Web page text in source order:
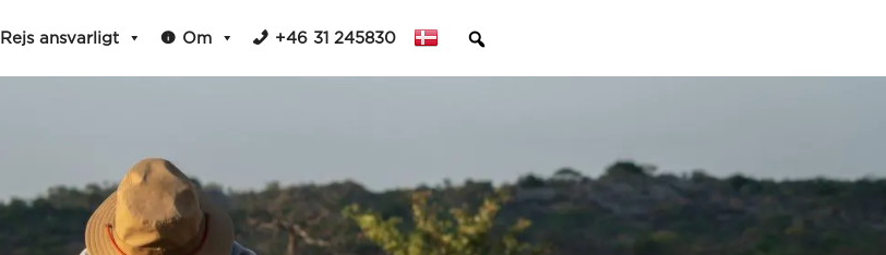
Rejs ansvarligt Om +46 31 245830